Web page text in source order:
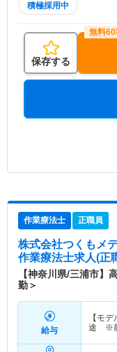
積極採用中
保存する
作業療法士 正職員
株式会社つくもメ
作業療法士求人(正
【神奈川県/三浦市
勤＞
給与
【モデ
途 ※前